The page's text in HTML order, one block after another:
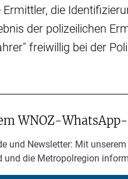
die
der polizeilichen
freiwillig bei der
WNOZ-
und Newsletter: Mit
und die Metropolregion